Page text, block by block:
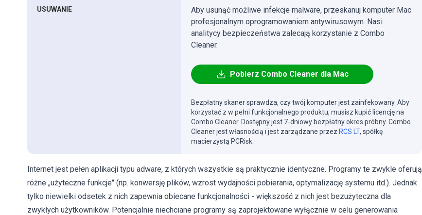
USUWANIE
Aby usunąć możliwe infekcje malware, przeskanuj komputer Mac
profesjonalnym oprogramowaniem antywirusowym. Nasi
analitycy bezpieczeństwa zalecają korzystanie z Combo
Cleaner.
Pobierz Combo Cleaner dla Mac
Bezpłatny skaner sprawdza, czy twój komputer jest zainfekowany. Aby
korzystać z w pełni funkcjonalnego produktu, musisz kupić licencję na
Combo Cleaner. Dostępny jest 7-dniowy bezpłatny okres próbny. Combo
Cleaner jest własnością i jest zarządzane przez RCS LT, spółkę
macierzystą PCRisk.
Internet jest pełen aplikacji typu adware, z których wszystkie są praktycznie identyczne. Programy te zwykle oferują
różne „użyteczne funkcje" (np. konwersję plików, wzrost wydajności pobierania, optymalizację systemu itd.). Jednak
tylko niewielki odsetek z nich zapewnia obiecane funkcjonalności - większość z nich jest bezużyteczna dla
zwykłych użytkowników. Potencjalnie niechciane programy są zaprojektowane wyłącznie w celu generowania